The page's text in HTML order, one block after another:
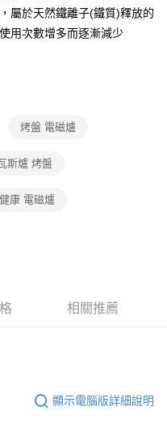
屬於天然鐵離子(鐵質)釋放的
用次數增多而逐漸減少
烤盤 電磁爐
斯爐 烤盤
健康 電磁爐
相關推薦
顯示電腦版詳細說明